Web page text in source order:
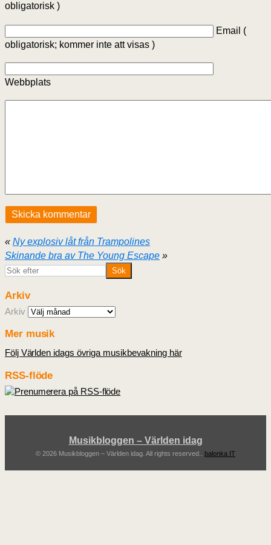
obligatorisk )
Email (
obligatorisk; kommer inte att visas )
Webbplats
« Ny explosiv låt från Trampolines
Skinande bra av The Young Escape »
Arkiv
Arkiv
Mer musik
Följ Världen idags övriga musikbevakning här
RSS-flöde
Musikbloggen – Världen idag
© 2026 Musikbloggen – Världen idag. All rights reserved.. balonka IT